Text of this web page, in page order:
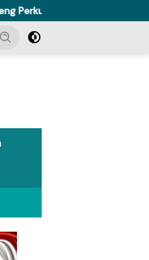
Dukung Program